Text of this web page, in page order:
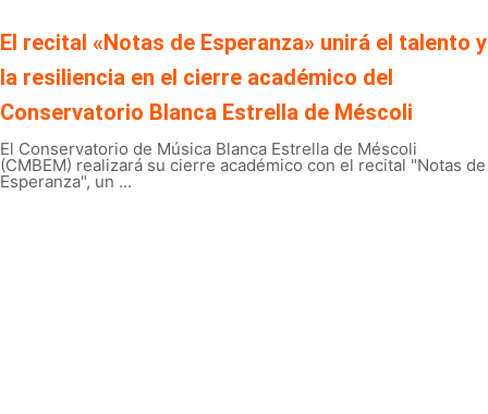
El recital «Notas de Esperanza» unirá el talento y
la resiliencia en el cierre académico del
Conservatorio Blanca Estrella de Méscoli
El Conservatorio de Música Blanca Estrella de Méscoli
(CMBEM) realizará su cierre académico con el recital "Notas de
Esperanza", un ...